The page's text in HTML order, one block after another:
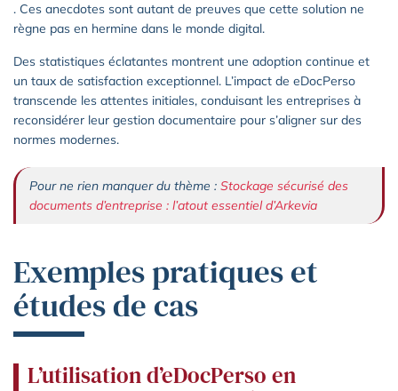
. Ces anecdotes sont autant de preuves que cette solution ne
règne pas en hermine dans le monde digital.
Des statistiques éclatantes montrent une adoption continue et
un taux de satisfaction exceptionnel. L’impact de eDocPerso
transcende les attentes initiales, conduisant les entreprises à
reconsidérer leur gestion documentaire pour s’aligner sur des
normes modernes.
Pour ne rien manquer du thème : Stockage sécurisé des
documents d’entreprise : l’atout essentiel d’Arkevia
Exemples pratiques et
études de cas
L’utilisation d’eDocPerso en